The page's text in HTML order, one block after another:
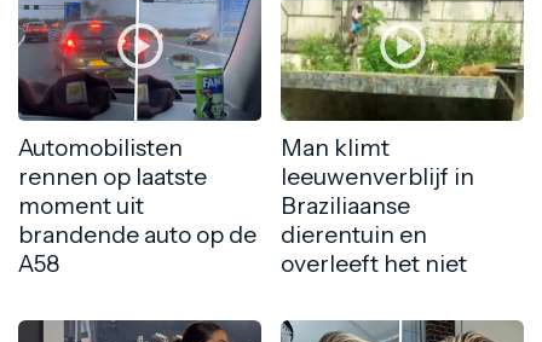
Automobilisten
rennen op laatste
moment uit
brandende auto op de
A58
Man klimt
leeuwenverblijf in
Braziliaanse
dierentuin en
overleeft het niet